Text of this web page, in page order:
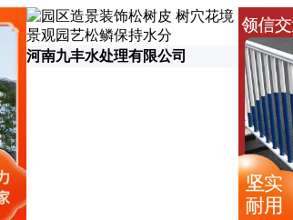
河南九丰水处理有限公司